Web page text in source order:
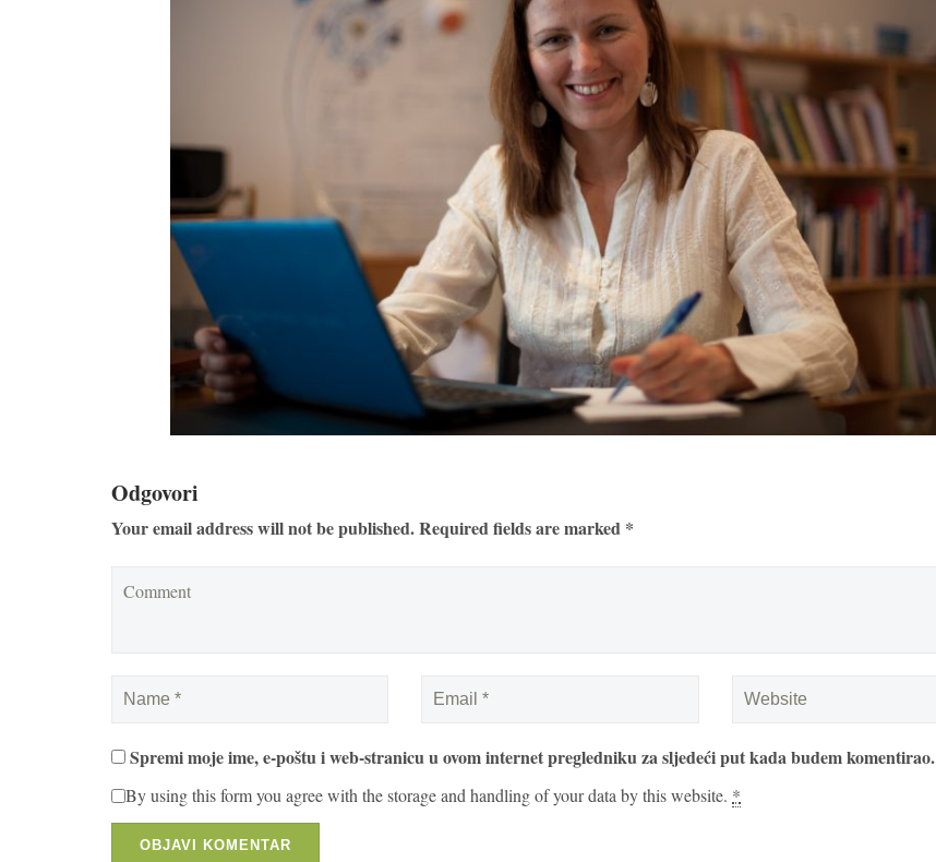
Odgovori
Your email address will not be published. Required fields are marked *
Spremi moje ime, e-poštu i web-stranicu u ovom internet pregledniku za sljedeći put kada budem komentirao.
By using this form you agree with the storage and handling of your data by this website. *